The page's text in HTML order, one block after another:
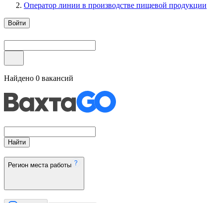
Оператор линии в производстве пищевой продукции
Войти
Найдено 0 вакансий
Найти
Регион места работы